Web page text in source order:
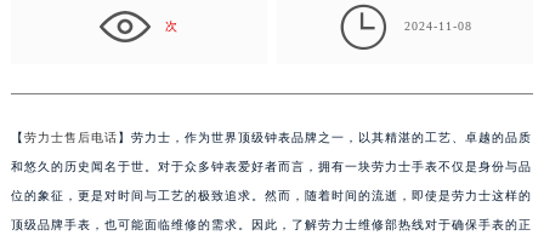
次  2024-11-08
【劳力士售后电话】劳力士，作为世界顶级钟表品牌之一，以其精湛的工艺、卓越的品质
和悠久的历史闻名于世。对于众多钟表爱好者而言，拥有一块劳力士手表不仅是身份与品
位的象征，更是对时间与工艺的极致追求。然而，随着时间的流逝，即使是劳力士这样的
顶级品牌手表，也可能面临维修的需求。因此，了解劳力士维修部热线对于确保手表的正